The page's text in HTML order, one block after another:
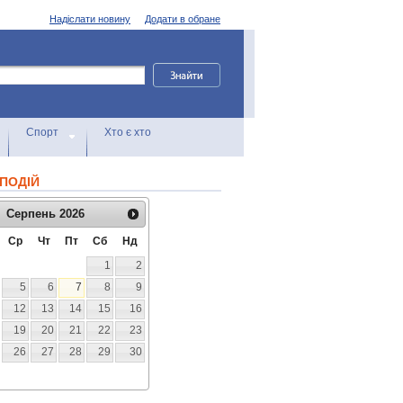
Додати в обране
Надіслати новину
Спорт Хто є хто
Серпень 2026
Ср Чт Пт Сб
Нд
1
2
5 6 7 8
9
12 13 14 15
16
19 20 21 22
23
26 27 28 29
30